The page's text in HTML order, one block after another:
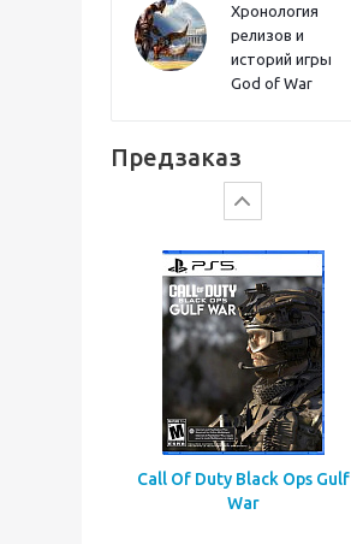
Хронология
релизов и
историй игры
God of War
Предзаказ
Call Of Duty Black Ops Gulf
War